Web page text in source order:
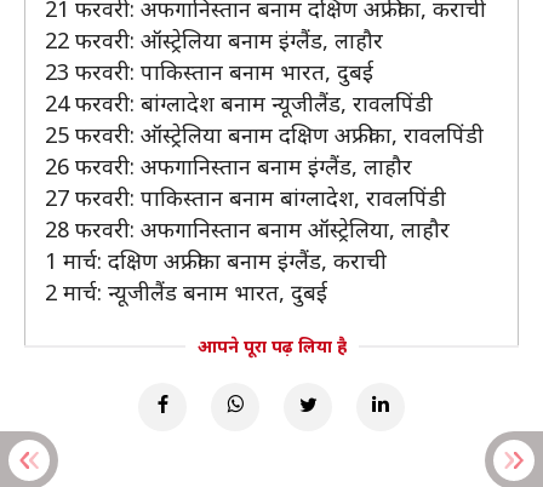
21 फरवरी: अफगानिस्तान बनाम दक्षिण अफ्रीका, कराची
22 फरवरी: ऑस्ट्रेलिया बनाम इंग्लैंड, लाहौर
23 फरवरी: पाकिस्तान बनाम भारत, दुबई
24 फरवरी: बांग्लादेश बनाम न्यूजीलैंड, रावलपिंडी
25 फरवरी: ऑस्ट्रेलिया बनाम दक्षिण अफ्रीका, रावलपिंडी
26 फरवरी: अफगानिस्तान बनाम इंग्लैंड, लाहौर
27 फरवरी: पाकिस्तान बनाम बांग्लादेश, रावलपिंडी
28 फरवरी: अफगानिस्तान बनाम ऑस्ट्रेलिया, लाहौर
1 मार्च: दक्षिण अफ्रीका बनाम इंग्लैंड, कराची
2 मार्च: न्यूजीलैंड बनाम भारत, दुबई
आपने पूरा पढ़ लिया है